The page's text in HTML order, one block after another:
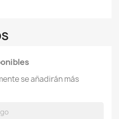
se añadirán más